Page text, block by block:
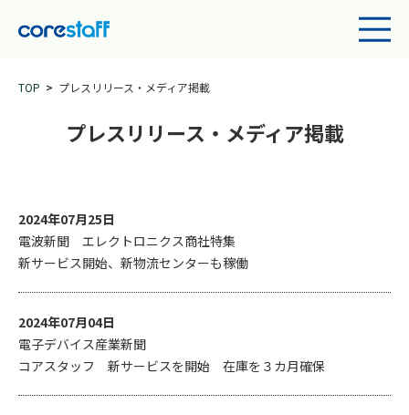
TOP プレスリリース・メディア掲載
プレスリリース・メディア掲載
2024年07月25日
電波新聞 エレクトロニクス商社特集
新サービス開始、新物流センターも稼働
2024年07月04日
電子デバイス産業新聞
コアスタッフ 新サービスを開始 在庫を３カ月確保